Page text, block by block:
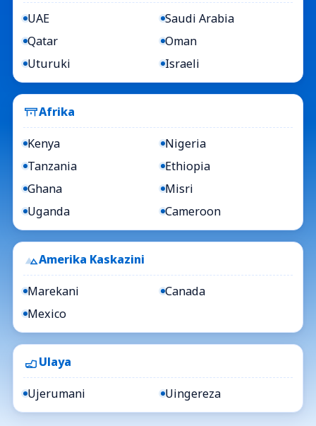
UAE
Saudi Arabia
Qatar
Oman
Uturuki
Israeli
Afrika
Kenya
Nigeria
Tanzania
Ethiopia
Ghana
Misri
Uganda
Cameroon
Amerika Kaskazini
Marekani
Canada
Mexico
Ulaya
Ujerumani Uingereza